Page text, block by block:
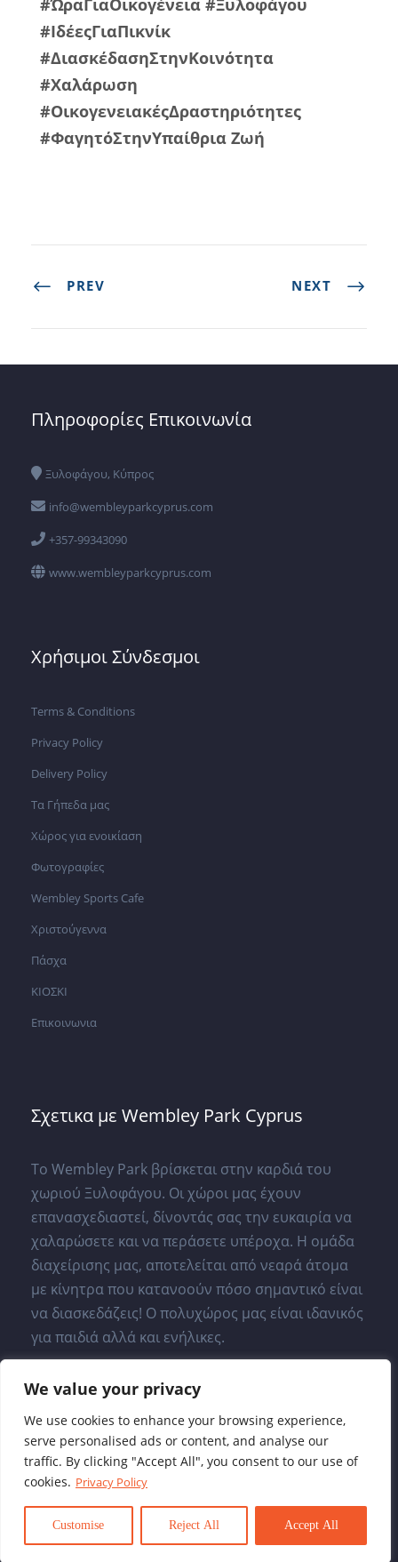
We value your privacy
We use cookies to enhance your browsing experience,
serve personalised ads or content, and analyse our
traffic. By clicking "Accept All", you consent to our use of
cookies. Privacy Policy
Customise Reject All Accept All
#ΏραΓιαΟικογένεια #Ξυλοφάγου
#ΙδέεςΓιαΠικνίκ
#ΔιασκέδασηΣτηνΚοινότητα
#Χαλάρωση
#ΟικογενειακέςΔραστηριότητες
#ΦαγητόΣτηνΥπαίθρια Ζωή
PREV NEXT
Πληροφορίες Επικοινωνία
Ξυλοφάγου, Κύπρος
info@wembleyparkcyprus.com
+357-99343090
www.wembleyparkcyprus.com
Χρήσιμοι Σύνδεσμοι
Terms & Conditions
Privacy Policy
Delivery Policy
Τα Γήπεδα μας
Χώρος για ενοικίαση
Φωτογραφίες
Wembley Sports Cafe
Χριστούγεννα
Πάσχα
ΚΙΟΣΚΙ
Επικοινωνια
Σχετικα με Wembley Park Cyprus
Το Wembley Park βρίσκεται στην καρδιά του
χωριού Ξυλοφάγου. Οι χώροι μας έχουν
επανασχεδιαστεί, δίνοντάς σας την ευκαιρία να
χαλαρώσετε και να περάσετε υπέροχα. Η ομάδα
διαχείρισης μας, αποτελείται από νεαρά άτομα
με κίνητρα που κατανοούν πόσο σημαντικό είναι
να διασκεδάζεις! Ο πολυχώρος μας είναι ιδανικός
για παιδιά αλλά και ενήλικες.
Copyright 2026 Wembley Park Cyprus. All Right
Reserved.